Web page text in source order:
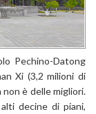
Pechino-Datong
Xi (3,2 milioni di
è delle migliori.
decine di piani,